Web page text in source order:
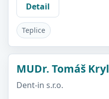
Detail
Teplice
MUDr. Tomáš Kryl
Dent-in s.r.o.